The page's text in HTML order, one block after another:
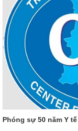
Phóng sự 50 năm Y